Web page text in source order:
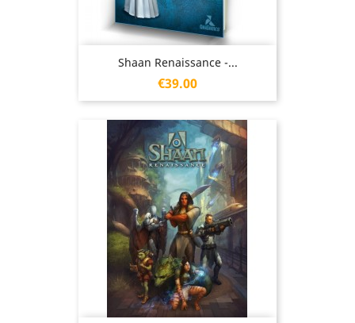
Shaan Renaissance -...
Price
€39.00